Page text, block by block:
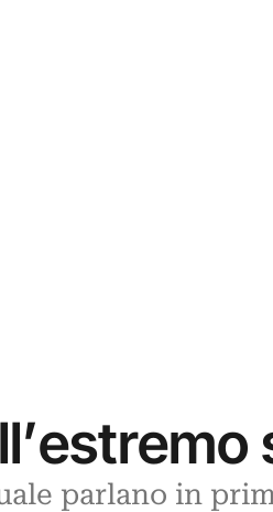
parlano in